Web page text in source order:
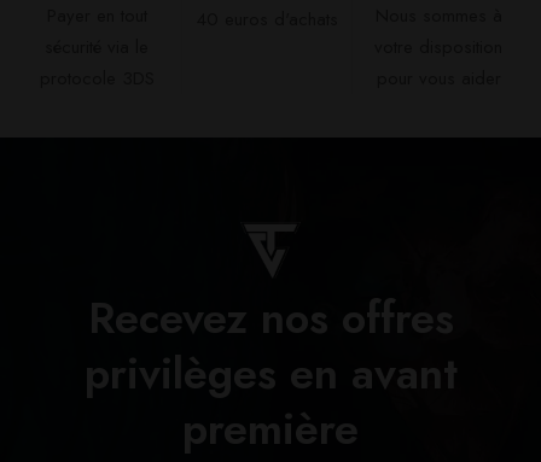
Recevez nos offres
privilèges en avant
première